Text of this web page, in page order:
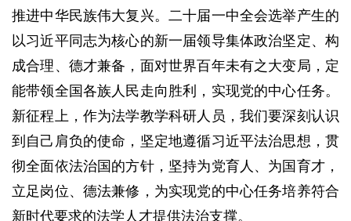
推进中华民族伟大复兴。二十届一中全会选举产生的
以习近平同志为核心的新一届领导集体政治坚定、构
成合理、德才兼备，面对世界百年未有之大变局，定
能带领全国各族人民走向胜利，实现党的中心任务。
新征程上，作为法学教学科研人员，我们要深刻认识
到自己肩负的使命，坚定地遵循习近平法治思想，贯
彻全面依法治国的方针，坚持为党育人、为国育才，
立足岗位、德法兼修，为实现党的中心任务培养符合
新时代要求的法学人才提供法治支撑。